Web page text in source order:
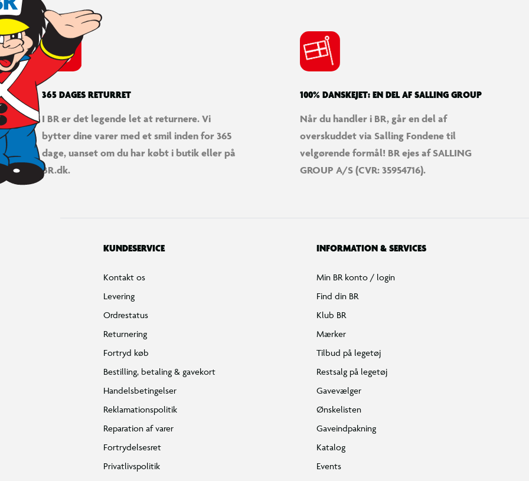
365 DAGES RETURRET
I BR er det legende let at returnere. Vi
bytter dine varer med et smil inden for 365
dage, uanset om du har købt i butik eller på
BR.dk.
100% DANSKEJET: EN DEL AF SALLING GROUP
Når du handler i BR, går en del af
overskuddet via Salling Fondene til
velgørende formål! BR ejes af SALLING
GROUP A/S (CVR: 35954716).
KUNDESERVICE
Kontakt os
Levering
Ordrestatus
Returnering
Fortryd køb
Bestilling, betaling & gavekort
Handelsbetingelser
Reklamationspolitik
Reparation af varer
Fortrydelsesret
Privatlivspolitik
INFORMATION & SERVICES
Min BR konto / login
Find din BR
Klub BR
Mærker
Tilbud på legetøj
Restsalg på legetøj
Gavevælger
Ønskelisten
Gaveindpakning
Katalog
Events